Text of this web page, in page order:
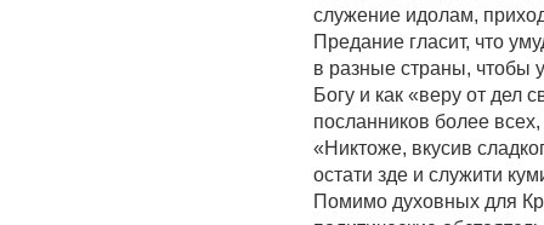
служение идолам,
Предание гласит, что
в разные страны, чтобы
Богу и как «веру от дел
посланников более
«Никтоже, вкусив
остати зде и служити
Помимо духовных для